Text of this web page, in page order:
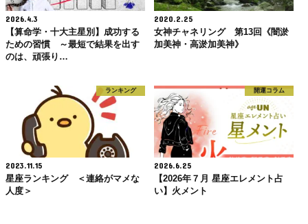
2026.4.3
【算命学・十大主星別】成功する
ための習慣 ～最短で結果を出す
のは、頑張り…
2020.2.25
女神チャネリング 第13回《闇淤
加美神・高淤加美神》
ランキング
2023.11.15
星座ランキング ＜連絡がマメな
人度＞
開運コラム
2026.6.25
【2026年７月 星座エレメント占
い】火メント